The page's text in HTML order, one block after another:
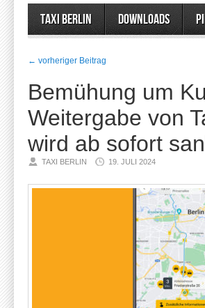
Taxi Berlin Downloads
← vorheriger Beitrag
Bemühung um
Weitergabe von
wird ab sofort
TAXI BERLIN 19. JULI 2024